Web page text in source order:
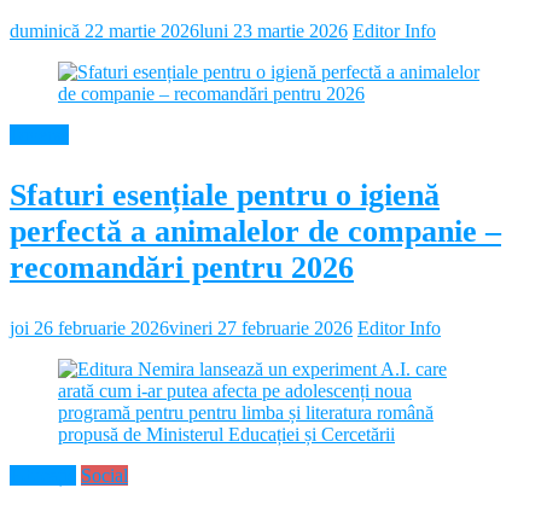
duminică 22 martie 2026luni 23 martie 2026 Editor Info
Sfaturi esențiale pentru o igienă
perfectă a animalelor de companie –
recomandări pentru 2026
joi 26 februarie 2026vineri 27 februarie 2026 Editor Info
Social